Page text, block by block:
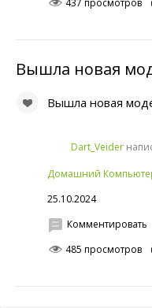
437 просмотров
Вышла новая
Вышла новая
Dart_Veider
Домашний
25.10.2024
Комментировать
485 просмотров